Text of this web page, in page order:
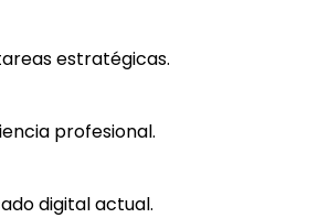
estratégicas.
profesional.
digital actual.